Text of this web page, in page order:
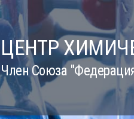
ЦЕНТР
Член Союза